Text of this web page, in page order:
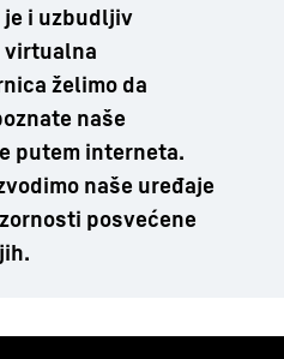
je i uzbudljiv
virtualna
želimo da
naše
putem interneta.
naše uređaje
posvećene